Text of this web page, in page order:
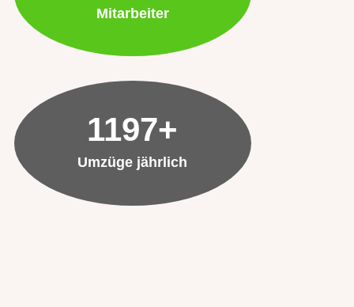
Mitarbeiter
1197+
Umzüge jährlich